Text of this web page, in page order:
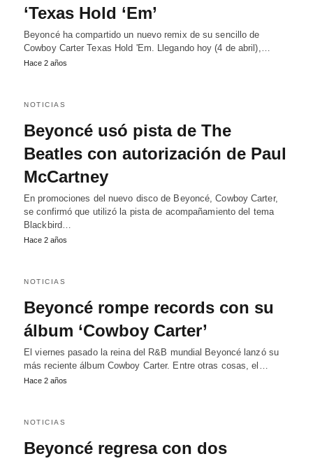
‘Texas Hold ‘Em’
Beyoncé ha compartido un nuevo remix de su sencillo de
Cowboy Carter Texas Hold 'Em. Llegando hoy (4 de abril),…
Hace 2 años
NOTICIAS
Beyoncé usó pista de The
Beatles con autorización de Paul
McCartney
En promociones del nuevo disco de Beyoncé, Cowboy Carter,
se confirmó que utilizó la pista de acompañamiento del tema
Blackbird…
Hace 2 años
NOTICIAS
Beyoncé rompe records con su
álbum ‘Cowboy Carter’
El viernes pasado la reina del R&B mundial Beyoncé lanzó su
más reciente álbum Cowboy Carter. Entre otras cosas, el…
Hace 2 años
NOTICIAS
Beyoncé regresa con dos